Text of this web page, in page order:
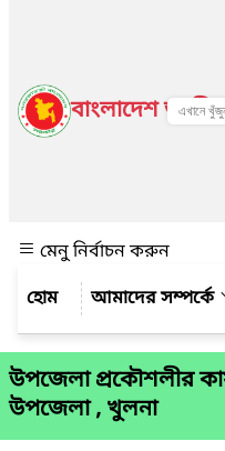
বাংলাদেশ জাতীয়
মেনু নির্বাচন করুন
আমাদের সম্পর্কে
উপজেলা প্রকৌশলীর
উপজেলা , খুলনা